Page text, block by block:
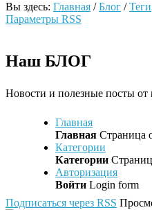
Вы здесь: Главная /Блог /Теги
Параметры RSS
Наш БЛОГ
Новости и полезные посты от
Главная
Главная Страница
Категории
Категории
Авторизация
Войти Login form
Подписаться через RSS